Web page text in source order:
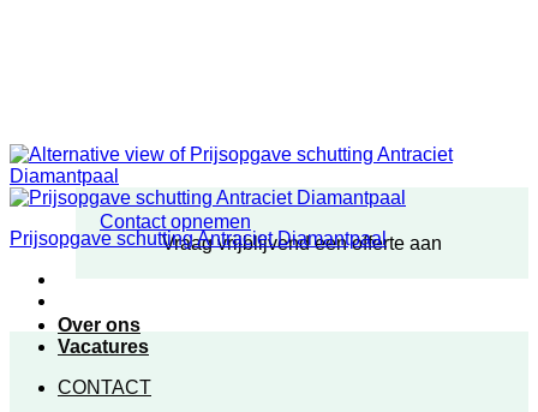
Contact opnemen
Vraag vrijblijvend een offerte aan
Over ons
Vacatures
CONTACT
Prijsopgave schutting Antraciet Diamantpaal